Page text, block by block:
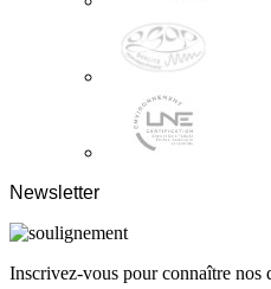
Newsletter
Inscrivez-vous pour connaître nos